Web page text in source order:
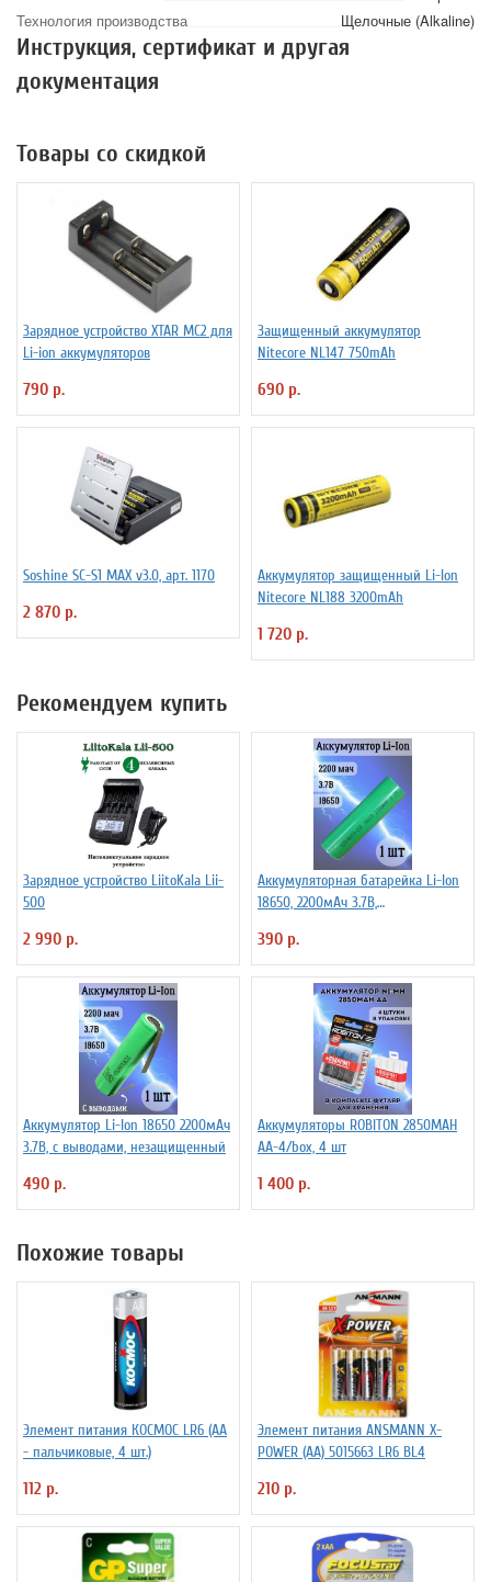
Технология производства
Щелочные (Alkaline)
Инструкция, сертификат и другая
документация
Товары со скидкой
Зарядное устройство XTAR MC2 для
Li-ion аккумуляторов
790 р.
Защищенный аккумулятор
Niteсore NL147 750mAh
690 р.
Soshine SC-S1 MAX v3.0, арт. 1170
2 870 р.
Аккумулятор защищенный Li-Ion
Niteсore NL188 3200mAh
1 720 р.
Рекомендуем купить
Зарядное устройство LiitoKala Lii-
500
2 990 р.
Аккумуляторная батарейка Li-Ion
18650, 2200мАч 3.7В,
390 р.
Аккумулятор Li-Ion 18650 2200мАч
3.7В, с выводами, незащищенный
490 р.
Аккумуляторы ROBITON 2850MAH
AA-4/box, 4 шт
1 400 р.
Похожие товары
Элемент питания КОСМОС LR6 (АА
- пальчиковые, 4 шт.)
112 р.
Элемент питания ANSMANN X-
POWER (АА) 5015663 LR6 BL4
210 р.